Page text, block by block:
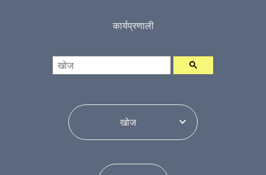
कार्यप्रणाली
खोज
विषय सूची परिवर्तन करें